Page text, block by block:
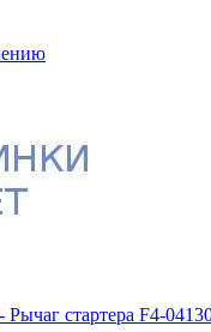
- Рычаг стартера F4-